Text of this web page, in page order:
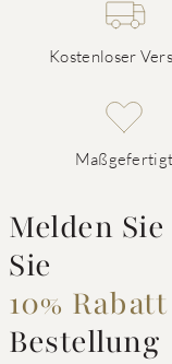
Kostenloser
Maßgefertigt
Melden
Sie
10% Rabatt
Bestellung